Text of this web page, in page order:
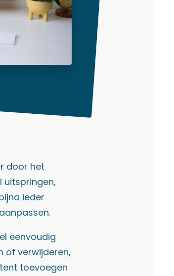
door het
uitspringen,
ieder
eenvoudig
of verwijderen,
toevoegen